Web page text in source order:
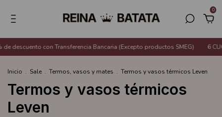
0
de descuento con Transferencia Bancaria (Excepto productos SMEG) 6
Inicio . Sale . Termos, vasos y mates . Termos y vasos térmicos Leven
Termos y vasos térmicos
Leven